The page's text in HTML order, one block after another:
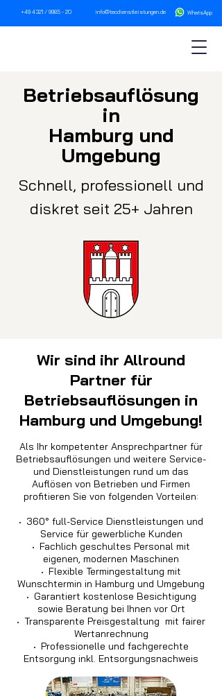
+49 4321 / 9985 - 20 info@tecdienstleistungen.de WhatsApp
Betriebsauflösung
in
Hamburg und
Umgebung
Schnell, professionell und
diskret seit 25+ Jahren
Wir sind ihr Allround
Partner für
Betriebsauflösungen in
Hamburg und Umgebung!
Als Ihr kompetenter Ansprechpartner für
Betriebsauflösungen und weitere Service-
und Dienstleistungen rund um das
Auflösen von Betrieben und Firmen
profitieren Sie von folgenden Vorteilen:
· 360° full-Service Dienstleistungen und
Service für gewerbliche Kunden
· Fachlich geschultes Personal mit
eigenen, modernen Maschinen
· Flexible Termingestaltung mit
Wunschtermin in Hamburg und Umgebung
·Garantiert kostenlose Besichtigung
sowie Beratung bei Ihnen vor Ort
· Transparente Preisgestaltung mit fairer
Wertanrechnung
· Professionelle und fachgerechte
Entsorgung inkl. Entsorgungsnachweis